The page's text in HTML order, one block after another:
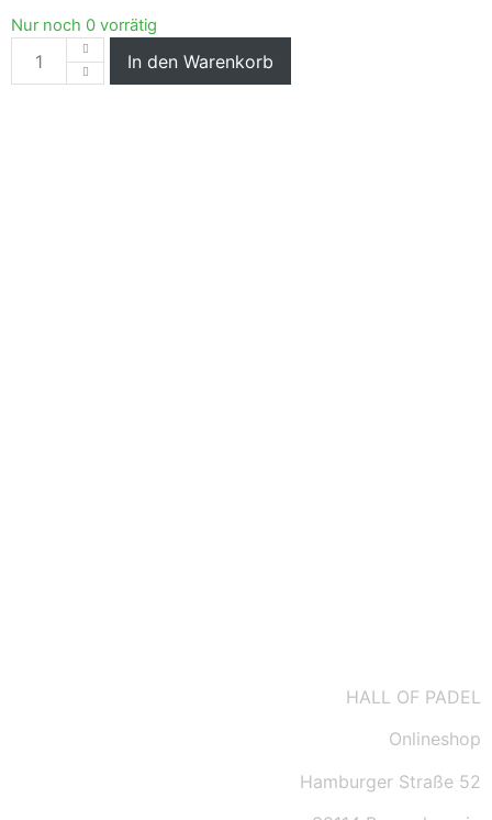
Nur noch 0 vorrätig
In den Warenkorb
HALL OF PADEL
Onlineshop
Hamburger Straße 52